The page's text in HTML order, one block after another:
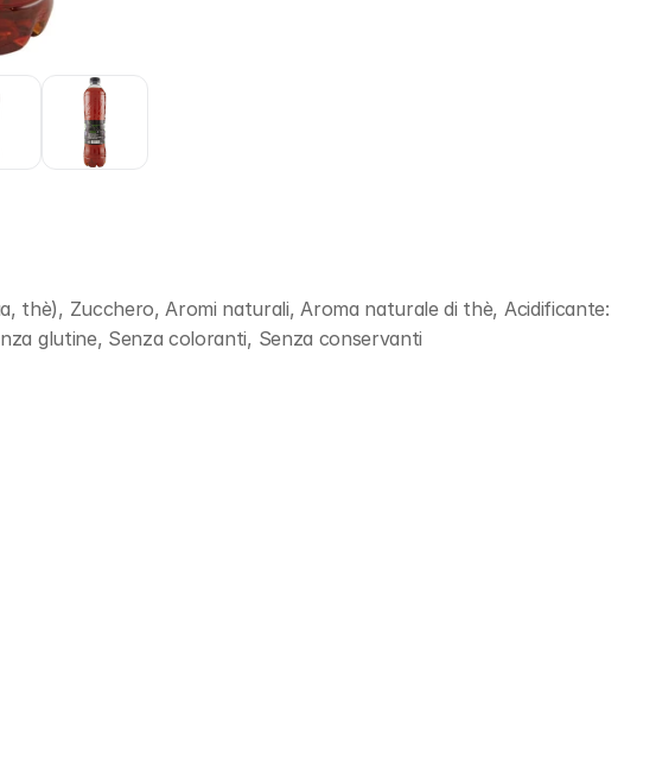
thè), Zucchero, Aromi naturali, Aroma naturale di thè, Acidificante:
glutine, Senza coloranti, Senza conservanti